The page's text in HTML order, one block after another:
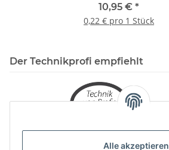
Alle akzeptieren
10,95 € *
0,22 € pro 1 Stück
Der Technikprofi empfiehlt